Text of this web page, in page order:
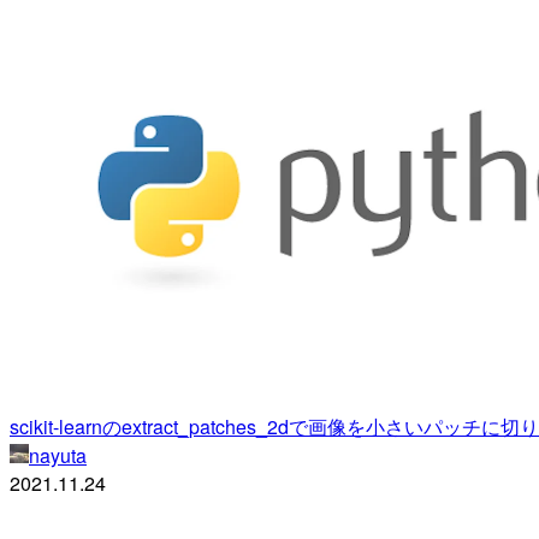
scikit-learnのextract_patches_2dで画像を小さいパッチに切
nayuta
2021.11.24